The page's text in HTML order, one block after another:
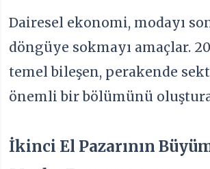
Dairesel ekonomi, modayı
döngüye sokmayı amaçlar.
temel bileşen, perakende
önemli bir bölümünü
İkinci El Pazarının